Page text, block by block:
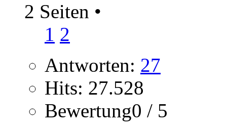
2 Seiten •
1 2
Antworten: 27
Hits: 27.528
Bewertung0 / 5